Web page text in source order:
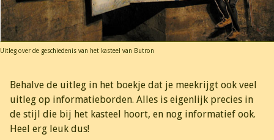
Uitleg over de geschiedenis van het kasteel van Butron
Behalve de uitleg in het boekje dat je meekrijgt ook veel
uitleg op informatieborden. Alles is eigenlijk precies in
de stijl die bij het kasteel hoort, en nog informatief ook.
Heel erg leuk dus!